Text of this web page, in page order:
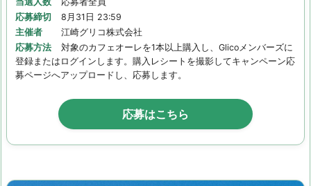
応募締切
8月31日 23:59
主催者
江崎グリコ株式会社
応募方法
対象のカフェオーレを1本以上購入し、Glicoメンバーズに
登録またはログインします。購入レシートを撮影してキャンペーン応
募ページへアップロードし、応募します。
応募はこちら